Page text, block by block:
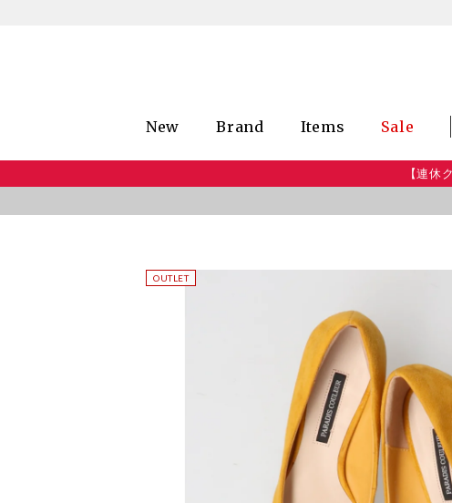
New Brand Items Sale
【連休